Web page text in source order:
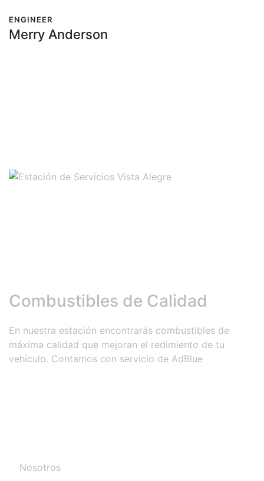
ENGINEER
Merry Anderson
Combustibles de Calidad
En nuestra estación encontrarás combustibles de
máxima calidad que mejoran el redimiento de tu
vehículo. Contamos con servicio de AdBlue
Nosotros